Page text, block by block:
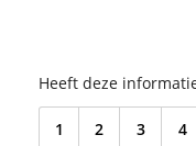
Heeft deze
1 2 3 4